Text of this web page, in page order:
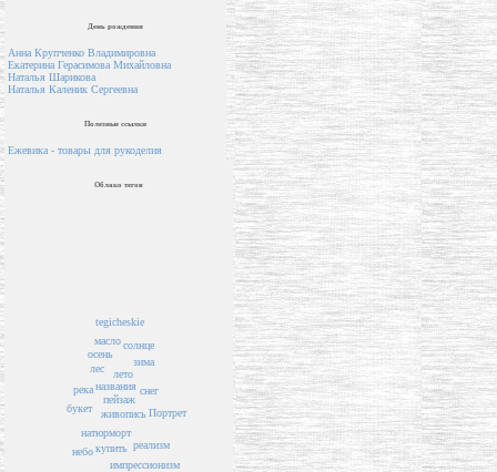
День рождения
Анна Крупченко Владимировна
Екатерина Герасимова Михайловна
Наталья Шарикова
Наталья Каленик Сергеевна
Полезные ссылки
Ежевика - товары для рукоделия
Облако тегов
пейзаж
названия
живопись
лето
натюрморт
купить
солнце
лес
зима
осень
букет
масло
река снег
tegicheskie
реализм
небо
импрессионизм
Портрет